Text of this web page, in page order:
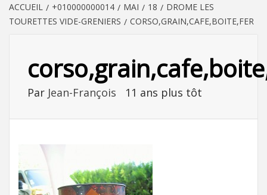
ACCUEIL +010000000014 MAI 18
DROME LES
TOURETTES VIDE-GRENIERS
CORSO,GRAIN,CAFE,BOITE,FER
Par Jean-François 11 ans plus tôt